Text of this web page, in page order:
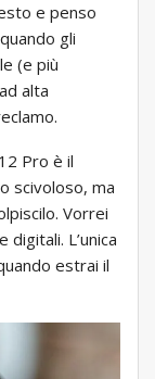
e penso
gli
(e più
alta
Pro è il
scivoloso, ma
Vorrei
L’unica
estrai il